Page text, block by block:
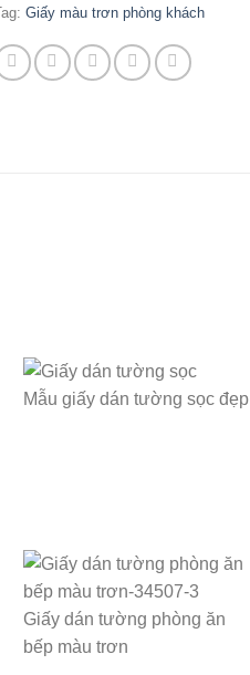
Giấy màu trơn phòng khách
Mẫu giấy dán tường sọc đẹp
Giấy dán tường phòng ăn
bếp màu trơn